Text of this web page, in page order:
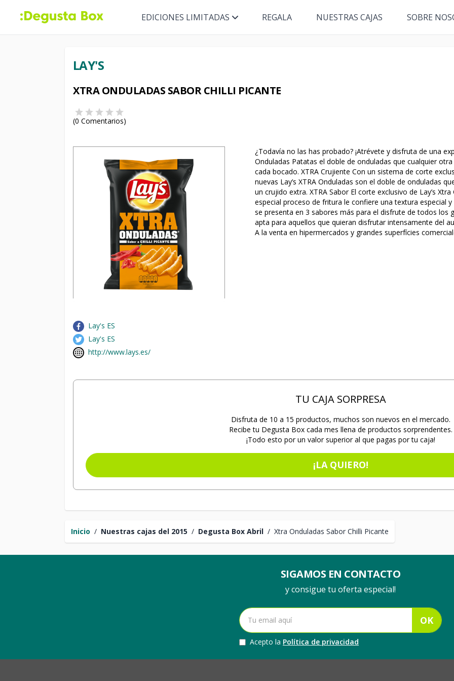
EDICIONES LIMITADAS REGALA NUESTRAS CAJAS SOBRE
Inicio / Nuestras cajas del 2015 / Degusta Box Abril / Xtra Onduladas Sabor Chilli Picante
LAY'S
XTRA ONDULADAS SABOR CHILLI PICANTE
(0 Comentarios)
¿Todavía no las has probado? ¡Atrévete y disfruta de una
Onduladas Patatas el doble de onduladas que cualquier
cada bocado. XTRA Crujiente Con un sistema de corte
nuevas Lay’s XTRA Onduladas son el doble de onduladas
un crujido extra. XTRA Sabor El corte exclusivo de Lay’s
especial proceso de fritura le confiere una textura especial
se presenta en 3 sabores más para el disfrute de todos los
apta para aquellos que quieran disfrutar intensamente del
A la venta en hipermercados y grandes superfícies
Lay's ES
Lay's ES
http://www.lays.es/
TU CAJA SORPRESA
Disfruta de 10 a 15 productos, muchos son nuevos en el mercado.
Recibe tu Degusta Box cada mes llena de productos sorprendentes.
¡Todo esto por un valor superior al que pagas por tu caja!
¡LA QUIERO!
SIGAMOS EN CONTACTO
y consigue tu oferta especial!
OK
Acepto la Política de privacidad